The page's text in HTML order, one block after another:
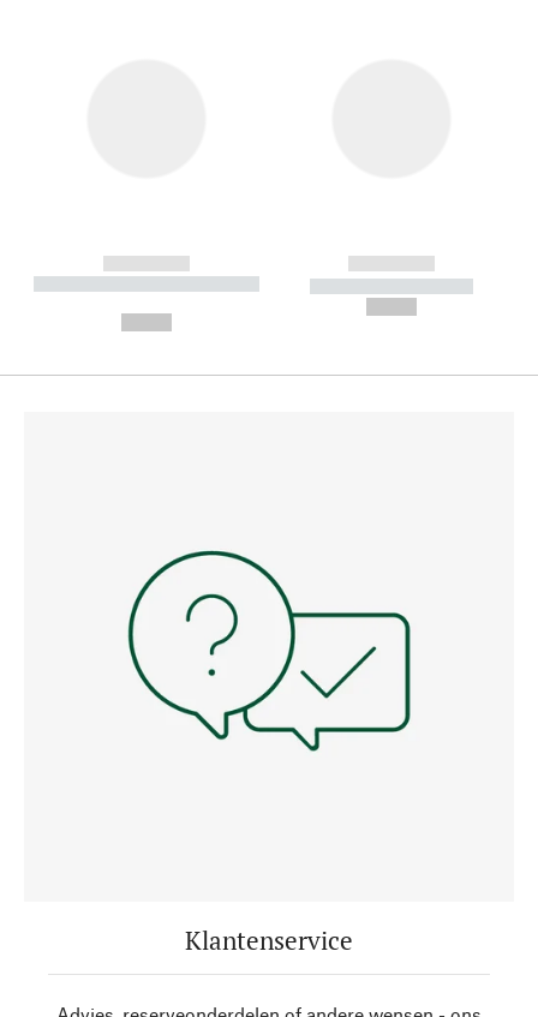
------------
----------- ----------- --------
------------
----------- -----------
Klantenservice